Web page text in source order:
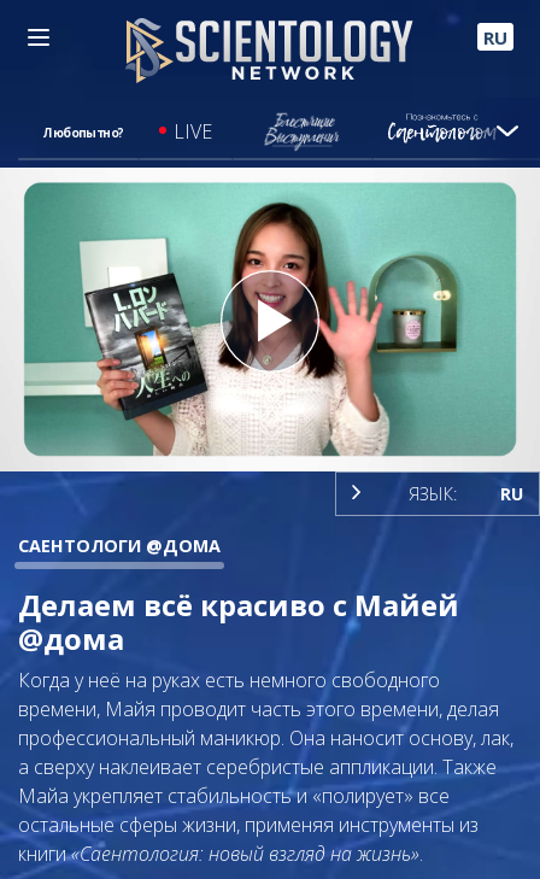
RU
Любопытно? LIVE
Play
Video
ЯЗЫК: RU
САЕНТОЛОГИ @ДОМА
Делаем всё красиво с Майей
@дома
Когда у неё на руках есть немного свободного
времени, Майя проводит часть этого времени, делая
профессиональный маникюр. Она наносит основу, лак,
а сверху наклеивает серебристые аппликации. Также
Майа укрепляет стабильность и «полирует» все
остальные сферы жизни, применяя инструменты из
книги«Саентология: новый взгляд на жизнь».